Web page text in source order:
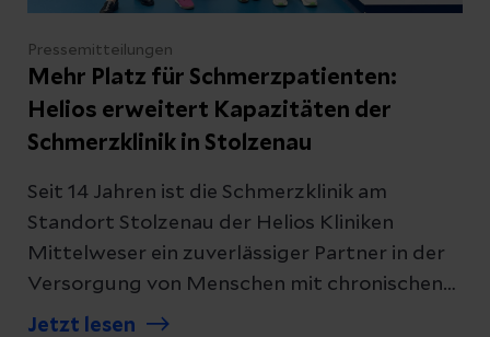
Pressemitteilungen
Mehr Platz für Schmerzpatienten:
Helios erweitert Kapazitäten der
Schmerzklinik in Stolzenau
Seit 14 Jahren ist die Schmerzklinik am
Standort Stolzenau der Helios Kliniken
Mittelweser ein zuverlässiger Partner in der
Versorgung von Menschen mit chronischen
Schmerzen. Mit ihrem multimodalen und
Jetzt lesen